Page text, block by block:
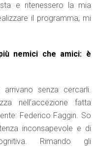
e ritenessero la mia
il programma, mi
nemici che amici: è
senza cercarli.
nell’accezione fatta
Federico Faggin. So
inconsapevole e di
Rimando gli